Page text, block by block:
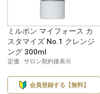
ミルボン マイフォース カ
スタマイズ No.1 クレンジ
ング 300ml
定価 : サロン契約後表示
会員登録する【無料】